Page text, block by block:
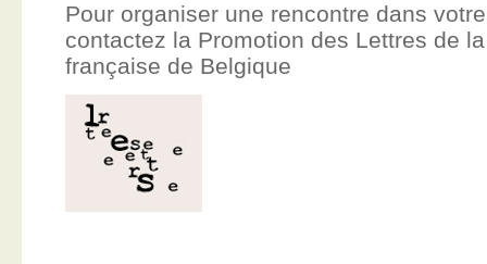
Pour organiser une rencontre dans
contactez la Promotion des Lettres de
française de Belgique